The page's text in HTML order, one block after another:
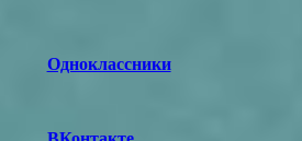
Одноклассники